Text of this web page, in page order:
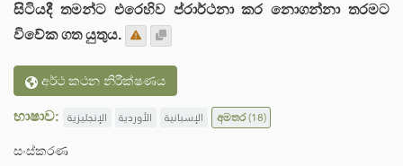
සිටියදී තමන්ට එරෙහිව ප්රාර්ථනා කර නොගන්නා තරමට
විවේක ගත යුතුය.
අර්ථ කථන නිරීක්ෂණය
භාෂාව: الإنجليزية الأوردية الإسبانية අමතර(18)
සංස්කරණ